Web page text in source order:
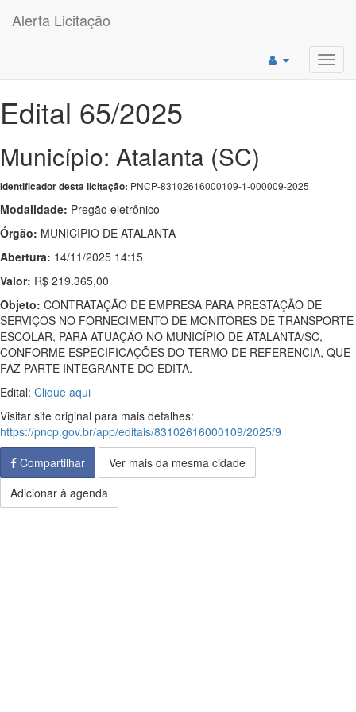
Alerta Licitação
Edital 65/2025
Município: Atalanta (SC)
Identificador desta licitação: PNCP-83102616000109-1-000009-2025
Modalidade: Pregão eletrônico
Órgão: MUNICIPIO DE ATALANTA
Abertura: 14/11/2025 14:15
Valor: R$ 219.365,00
Objeto: CONTRATAÇÃO DE EMPRESA PARA PRESTAÇÃO DE
SERVIÇOS NO FORNECIMENTO DE MONITORES DE TRANSPORTE
ESCOLAR, PARA ATUAÇÃO NO MUNICÍPIO DE ATALANTA/SC,
CONFORME ESPECIFICAÇÕES DO TERMO DE REFERENCIA, QUE
FAZ PARTE INTEGRANTE DO EDITA.
Edital: Clique aqui
Visitar site original para mais detalhes:
https://pncp.gov.br/app/editais/83102616000109/2025/9
Compartilhar
Ver mais da mesma cidade
Adicionar à agenda